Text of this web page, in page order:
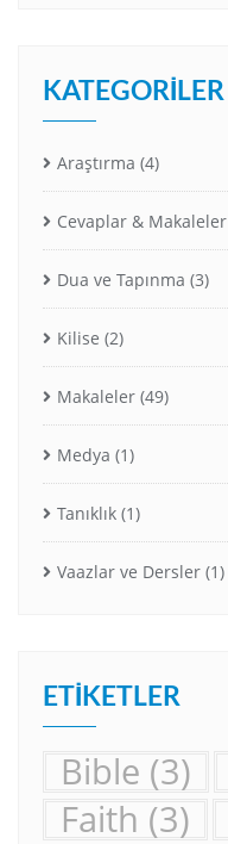
KATEGORILER
Araştırma (4)
Cevaplar & Makaleler
Dua ve Tapınma (3)
Kilise (2)
Makaleler (49)
Medya (1)
Tanıklık (1)
Vaazlar ve Dersler (1)
ETIKETLER
Bible (3)
Faith (3)